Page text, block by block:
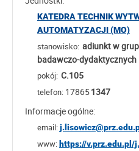
KATEDRA TECHNIK
AUTOMATYZACJI (MO)
stanowisko: adiunkt w
badawczo-dydaktycznych
pokój: C.105
telefon: 178651347
Informacje ogólne:
email:
www: https://v.prz.edu.pl/